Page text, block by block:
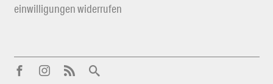
einwilligungen widerrufen